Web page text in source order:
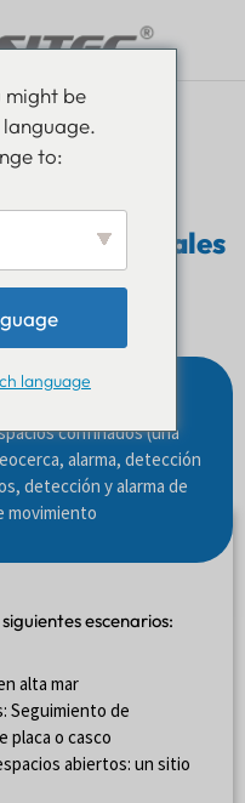
de pacientes
potenciales
confinados (una
alarma, detección
detección y alarma de
movimiento
escenarios:
alta mar
Seguimiento de
placa o casco
abiertos: un sitio
might be
to:
language